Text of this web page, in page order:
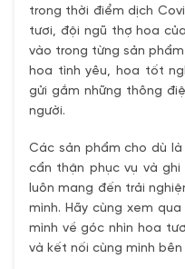
trong thời điểm dịch
tươi, đội ngũ thợ hoa
vào trong từng sản
hoa tình yêu, hoa tốt
gửi gắm những thông
người.
Các sản phẩm cho dù
cẩn thận phục vụ và
luôn mang đến trải
mình. Hãy cùng xem
mình về góc nhìn hoa
và kết nối cùng mình bên